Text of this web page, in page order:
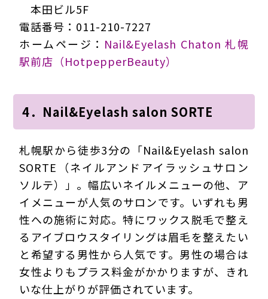
本田ビル5F
電話番号：011-210-7227
ホームページ： Nail&Eyelash Chaton 札幌
駅前店（HotpepperBeauty）
4．Nail&Eyelash salon SORTE
札幌駅から徒歩3分の「Nail&Eyelash salon
SORTE（ネイルアンドアイラッシュサロン
ソルテ）」。幅広いネイルメニューの他、ア
イメニューが人気のサロンです。いずれも男
性への施術に対応。特にワックス脱毛で整え
るアイブロウスタイリングは眉毛を整えたい
と希望する男性から人気です。男性の場合は
女性よりもプラス料金がかかりますが、きれ
いな仕上がりが評価されています。